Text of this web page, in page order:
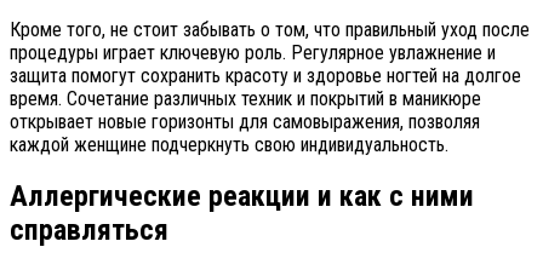
Кроме того, не стоит забывать о том, что правильный уход после
процедуры играет ключевую роль. Регулярное увлажнение и
защита помогут сохранить красоту и здоровье ногтей на долгое
время. Сочетание различных техник и покрытий в маникюре
открывает новые горизонты для самовыражения, позволяя
каждой женщине подчеркнуть свою индивидуальность.
Аллергические реакции и как с ними
справляться